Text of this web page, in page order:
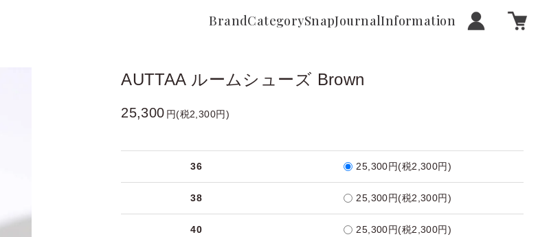
BrandCategorySnapJournalInformation
AUTTAA ルームシューズ Brown
25,300 円(税2,300円)
36 25,300円(税2,300円)
38 25,300円(税2,300円)
40 25,300円(税2,300円)